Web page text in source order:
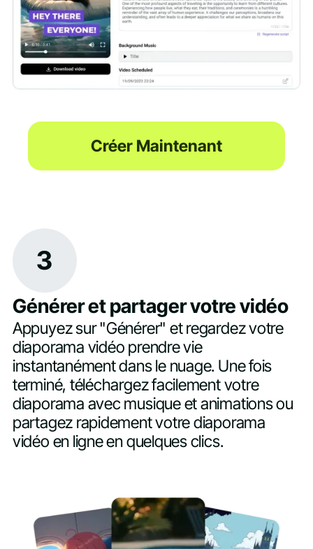
Créer Maintenant
3
Générer et partager votre vidéo
Appuyez sur "Générer" et regardez votre
diaporama vidéo prendre vie
instantanément dans le nuage. Une fois
terminé, téléchargez facilement votre
diaporama avec musique et animations ou
partagez rapidement votre diaporama
vidéo en ligne en quelques clics.